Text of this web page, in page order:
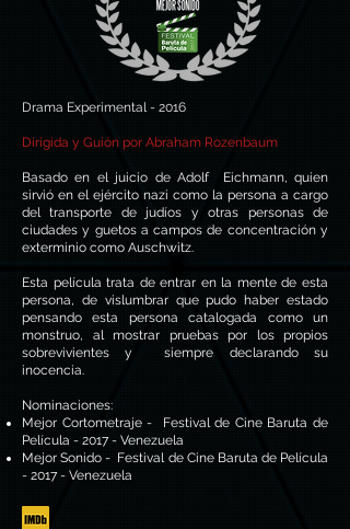
Drama Experimental - 2016
Dirigida y Guión por Abraham Rozenbaum
Basado en el juicio de Adolf
Eichmann, quien
sirvió en el ejército nazi como la persona a cargo
del transporte de judíos y otras personas de
ciudades y guetos a campos de concentración y
exterminio como Auschwitz.
Esta película trata de entrar en la mente de esta
persona, de vislumbrar que pudo haber estado
pensando esta persona catalogada como un
monstruo, al mostrar pruebas por los propios
sobrevivientes y siempre declarando su
inocencia.
Nominaciones:
Mejor Cortometraje -
Festival de Cine Baruta de
Película - 2017 - Venezuela
Mejor Sonido - Festival de Cine Baruta de Película
- 2017 - Venezuela